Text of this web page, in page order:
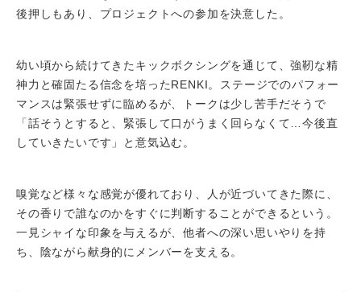
後押しもあり、プロジェクトへの参加を決意した。
幼い頃から続けてきたキックボクシングを通じて、強靭な精
神力と確固たる信念を培ったRENKI。ステージでのパフォー
マンスは緊張せずに臨めるが、トークは少し苦手だそうで
「話そうとすると、緊張して口がうまく回らなくて…今後直
していきたいです」と意気込む。
嗅覚など様々な感覚が優れており、人が近づいてきた際に、
その香りで誰なのかをすぐに判断することができるという。
一見シャイな印象を与えるが、他者への深い思いやりを持
ち、陰ながら献身的にメンバーを支える。